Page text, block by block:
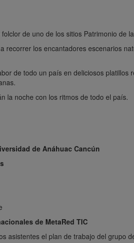
de uno de los sitios Patrimonio de
recorrer los encantadores escenarios
de todo un país en deliciosos
la noche con los ritmos de todo el país.
de Anáhuac Cancún
de MetaRed TIC
asistentes el plan de trabajo del grupo